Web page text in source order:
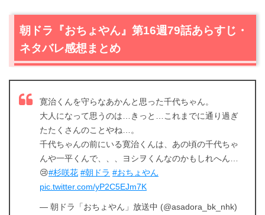
朝ドラ『おちょやん』第16週79話あらすじ・
ネタバレ感想まとめ
寛治くんを守らなあかんと思った千代ちゃん。
大人になって思うのは…きっと…これまでに通り過ぎ
たたくさんのことやね…。
千代ちゃんの前にいる寛治くんは、あの頃の千代ちゃ
んや一平くんで、、、ヨシヲくんなのかもしれへん…
😢#杉咲花 #朝ドラ #おちょやん
pic.twitter.com/yP2C5EJm7K
— 朝ドラ「おちょやん」放送中 (@asadora_bk_nhk)